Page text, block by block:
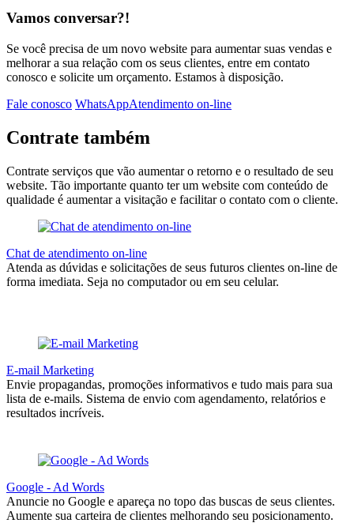
Vamos conversar?!
Se você precisa de um novo website para aumentar suas vendas e
melhorar a sua relação com os seus clientes, entre em contato
conosco e solicite um orçamento. Estamos à disposição.
Fale conosco WhatsAppAtendimento on-line
Contrate também
Contrate serviços que vão aumentar o retorno e o resultado de seu
website. Tão importante quanto ter um website com conteúdo de
qualidade é aumentar a visitação e facilitar o contato com o cliente.
Chat de atendimento on-line
Atenda as dúvidas e solicitações de seus futuros clientes on-line de
forma imediata. Seja no computador ou em seu celular.
E-mail Marketing
Envie propagandas, promoções informativos e tudo mais para sua
lista de e-mails. Sistema de envio com agendamento, relatórios e
resultados incríveis.
Google - Ad Words
Anuncie no Google e apareça no topo das buscas de seus clientes.
Aumente sua carteira de clientes melhorando seu posicionamento.